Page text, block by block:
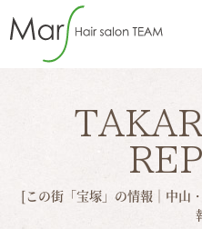
[この街「宝塚」の情報｜ 中山